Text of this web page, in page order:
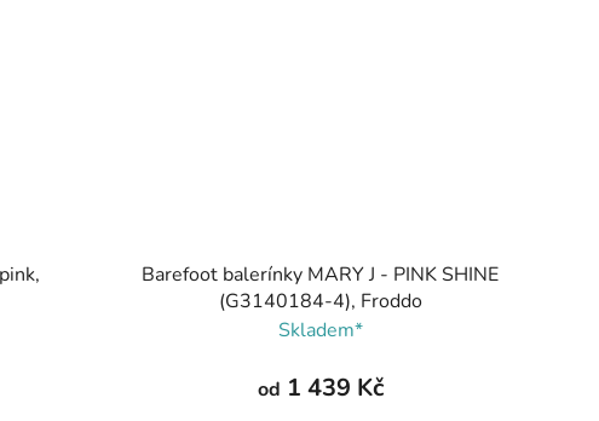
Barefoot balerínky MARY J - PINK SHINE
(G3140184-4), Froddo
Skladem*
od 1 439 Kč